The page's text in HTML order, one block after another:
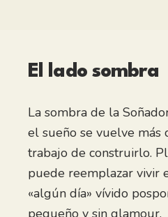
El lado sombra
La sombra de la
el sueño se vuelve más
trabajo de construirlo.
puede reemplazar vivir
«algún día» vívido
pequeño y sin glamour.